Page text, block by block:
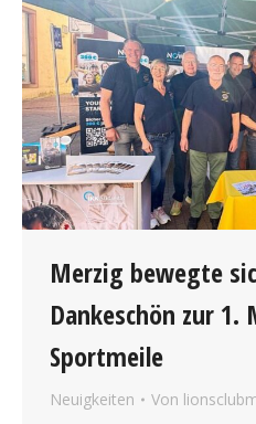
Merzig bewegte
Dankeschön zur 1.
Sportmeile
Neuigkeiten Von